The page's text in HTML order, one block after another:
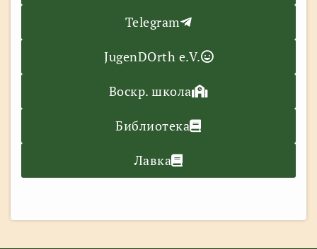
Telegram
JugenDOrth e.V.
Воскр. школа
Библиотека
Лавка